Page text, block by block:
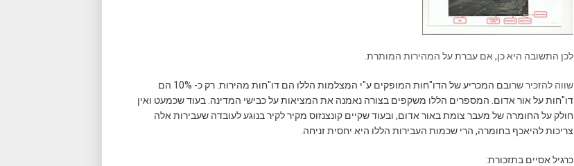
לכן התשובה היא כן, אם עברת על המהירות המותרת.
שווה להזכיר שר
ובם המכריע של הדו"חות המופקים ע"י המצלמות הללו הם דו"חות מהירות. רק כ- 10% הם
דו"חות על אור אדום. המספרים הללו משקפים בצורה נאמנה את המציאות על כבישי המדינה. בעוד שכמעט ואין
חולק על החומרה של מעבר צומת באור אדום, ובעוד שקיים קונצנזוס מקיר לקיר בנוגע לעובדה שעבירות אלה
צריכות להיאכף בחומרה, הרי שכמות העבירות הללו היא יחסית זניחה.
כרגיל אסיים בתזכורת: